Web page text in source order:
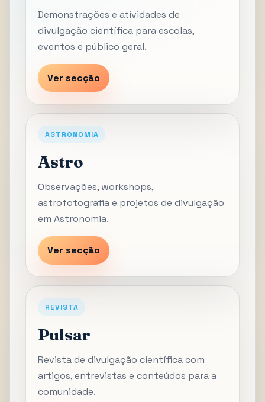
Demonstrações e atividades de
divulgação científica para escolas,
eventos e público geral.
Ver secção
ASTRONOMIA
Astro
Observações, workshops,
astrofotografia e projetos de divulgação
em Astronomia.
Ver secção
REVISTA
Pulsar
Revista de divulgação científica com
artigos, entrevistas e conteúdos para a
comunidade.